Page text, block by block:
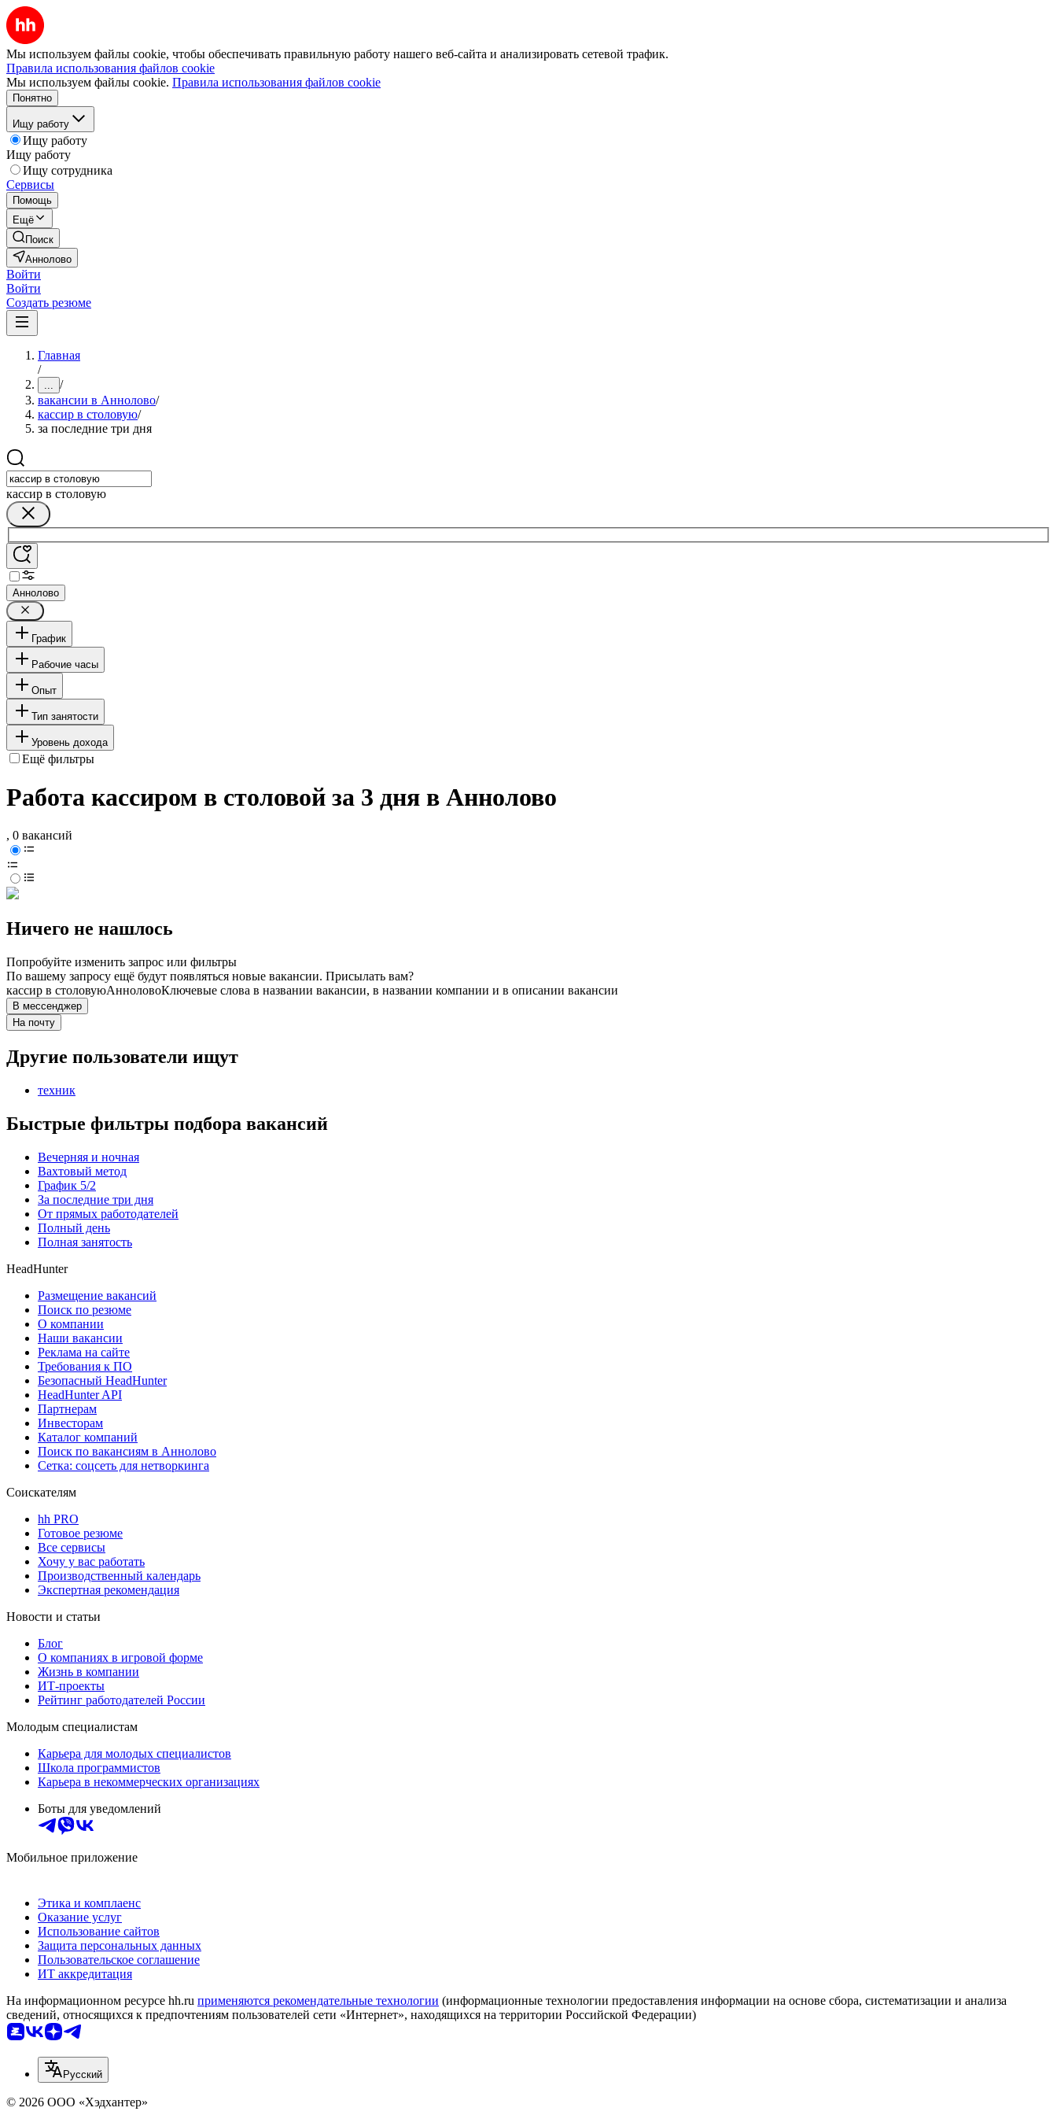
Мы используем файлы cookie, чтобы обеспечивать правильную работу нашего веб-сайта и анализировать сетевой трафик.
Правила использования файлов cookie
Мы используем файлы cookie. Правила использования файлов cookie
Понятно
Ищу работу
Ищу работу
Ищу работу
Ищу сотрудника
Сервисы
Помощь
Ещё
Поиск
Аннолово
Войти
Войти
Создать резюме
Главная
/
... /
вакансии в Аннолово/
кассир в столовую/
за последние три дня
кассир в столовую
Аннолово
График
Рабочие часы
Опыт
Тип занятости
Уровень дохода
Ещё фильтры
Работа кассиром в столовой за 3 дня в Аннолово
, 0 вакансий
Ничего не нашлось
Попробуйте изменить запрос или фильтры
По вашему запросу ещё будут появляться новые вакансии. Присылать вам?
кассир в столовуюАнноловоКлючевые слова в названии вакансии, в названии компании и в описании вакансии
В мессенджер
На почту
Другие пользователи ищут
техник
Быстрые фильтры подбора вакансий
Вечерняя и ночная
Вахтовый метод
График 5/2
За последние три дня
От прямых работодателей
Полный день
Полная занятость
HeadHunter
Размещение вакансий
Поиск по резюме
О компании
Наши вакансии
Реклама на сайте
Требования к ПО
Безопасный HeadHunter
HeadHunter API
Партнерам
Инвесторам
Каталог компаний
Поиск по вакансиям в Аннолово
Сетка: соцсеть для нетворкинга
Соискателям
hh PRO
Готовое резюме
Все сервисы
Хочу у вас работать
Производственный календарь
Экспертная рекомендация
Новости и статьи
Блог
О компаниях в игровой форме
Жизнь в компании
ИТ-проекты
Рейтинг работодателей России
Молодым специалистам
Карьера для молодых специалистов
Школа программистов
Карьера в некоммерческих организациях
Боты для уведомлений
Мобильное приложение
Этика и комплаенс
Оказание услуг
Использование сайтов
Защита персональных данных
Пользовательское соглашение
ИТ аккредитация
На информационном ресурсе hh.ru применяются рекомендательные технологии (информационные технологии предоставления информации на основе сбора, систематизации и анализа
сведений, относящихся к предпочтениям пользователей сети «Интернет», находящихся на территории Российской Федерации)
Русский
© 2026 ООО «Хэдхантер»